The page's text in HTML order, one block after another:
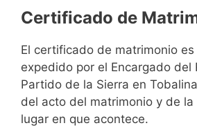
Certificado de
El certificado de matrimonio
expedido por el Encargado del
Partido de la Sierra en
del acto del matrimonio y de
lugar en que acontece.